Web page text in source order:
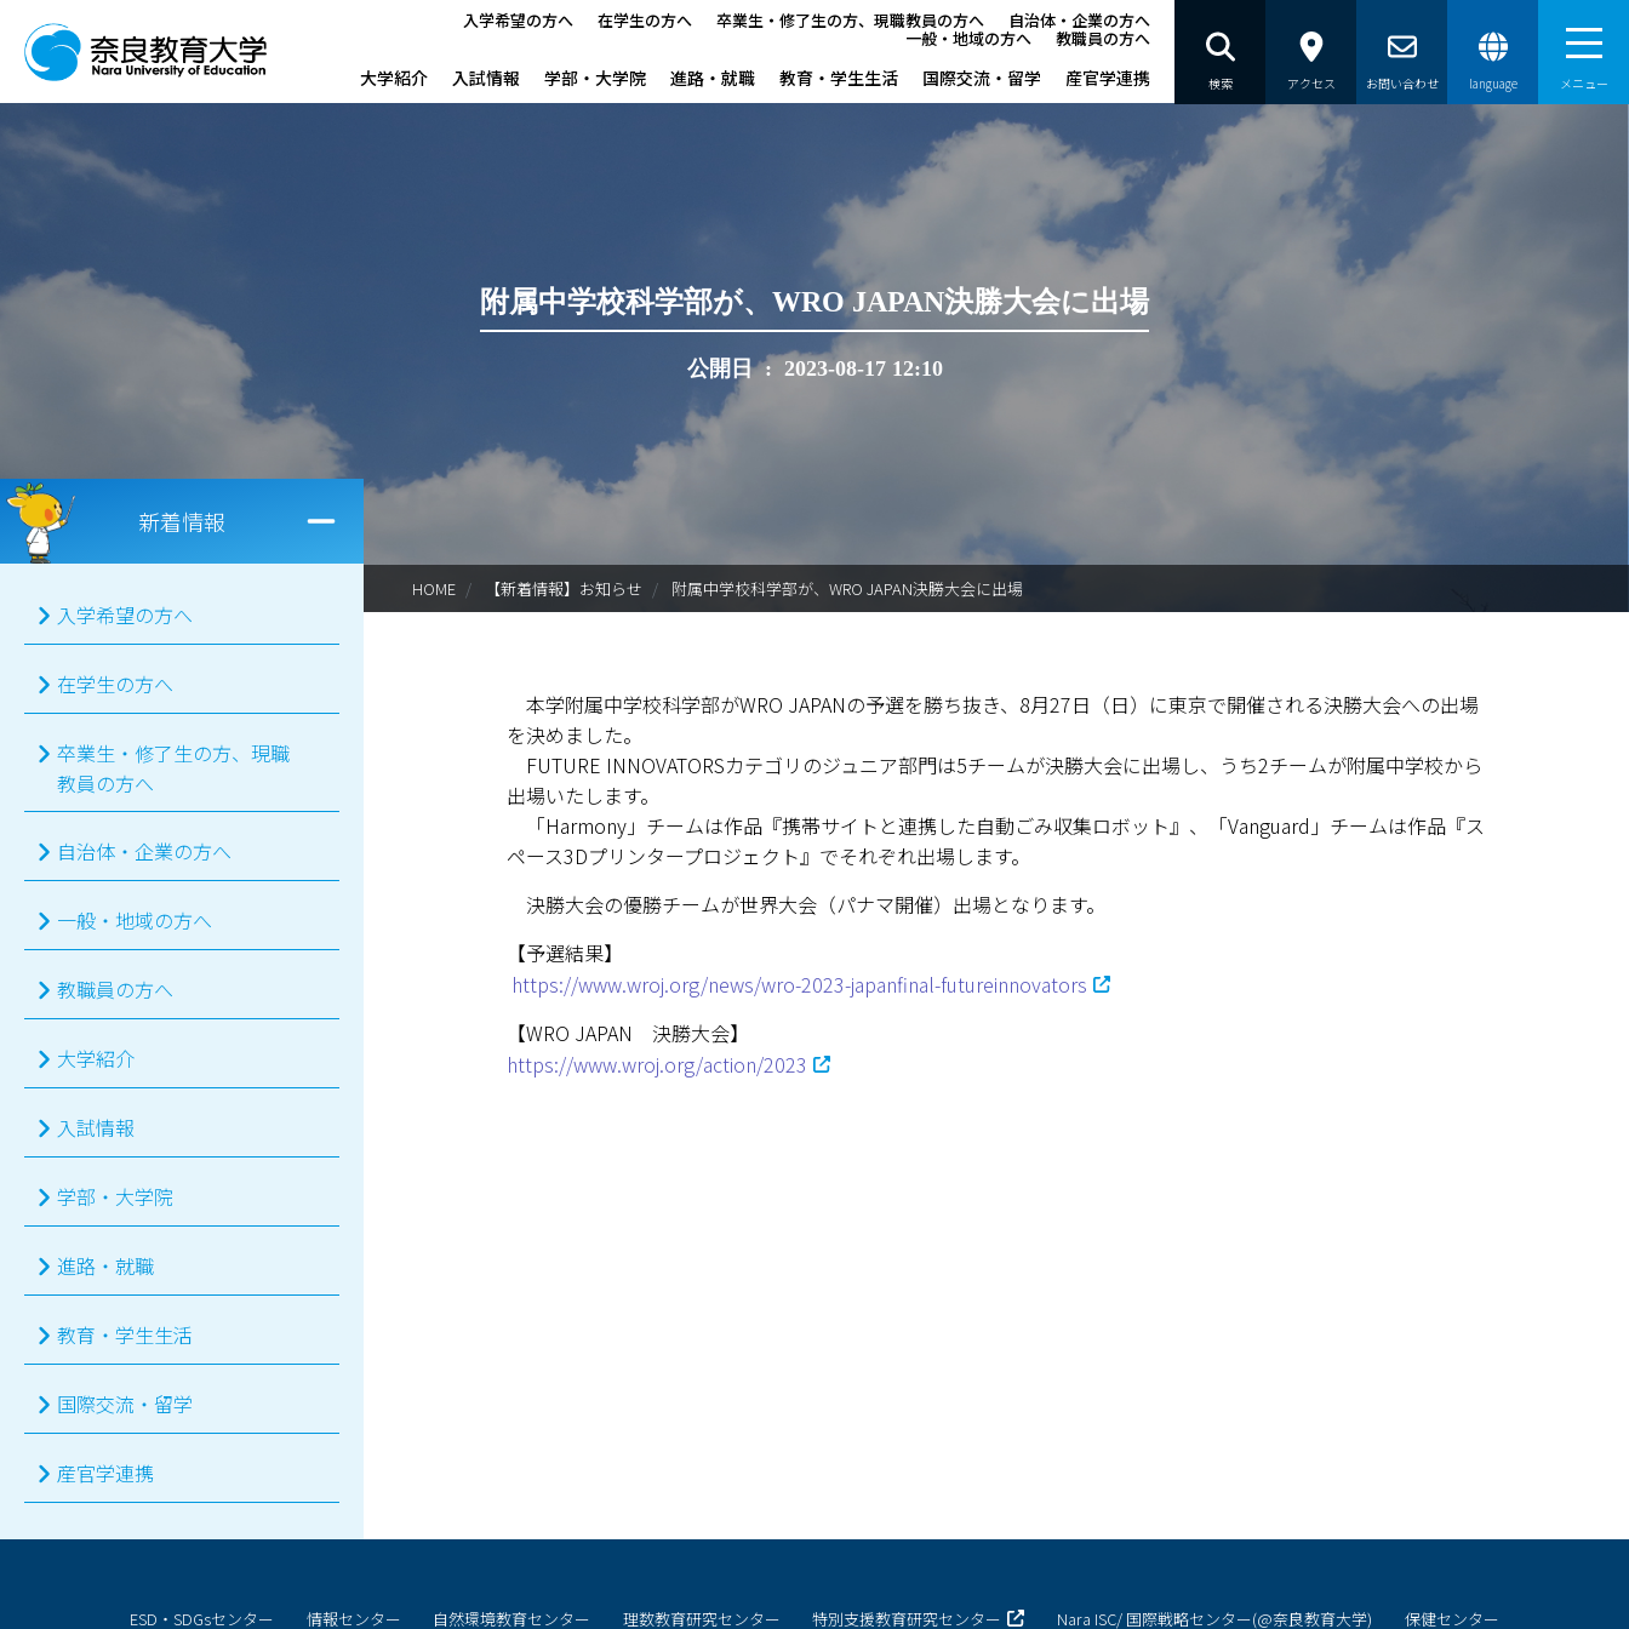
入学希望の方へ 在学生の方へ 卒業生・修了生の方、現職教員の方へ 自治体・企業の方へ
一般・地域の方へ 教職員の方へ
大学紹介 入試情報 学部・大学院 進路・就職 教育・学生生活 国際交流・留学 産官学連携 検索 アクセス お問い合わせ language メニュー
本学で学びたい方へ
在学生の方へ
自治体・企業の方へ
入試情報
産官学連携
奈良国立大学機構
図書館
お問い合わせ窓口一覧
附属中学校科学部が、WRO JAPAN決勝大会に出場
公開日 : 2023-08-17 12:10
HOME 【新着情報】お知らせ 附属中学校科学部が、WRO JAPAN決勝大会に出場
新着情報
入学希望の方へ
在学生の方へ
卒業生・修了生の方、現職
教員の方へ
自治体・企業の方へ
一般・地域の方へ
教職員の方へ
大学紹介
入試情報
学部・大学院
進路・就職
教育・学生生活
国際交流・留学
産官学連携
本学附属中学校科学部がWRO JAPANの予選を勝ち抜き、8月27日（日）に東京で開催される決勝大会への出場
を決めました。
FUTURE INNOVATORSカテゴリのジュニア部門は5チームが決勝大会に出場し、うち2チームが附属中学校から
出場いたします。
「Harmony」チームは作品『携帯サイトと連携した自動ごみ収集ロボット』、「Vanguard」チームは作品『ス
ペース3Dプリンタープロジェクト』でそれぞれ出場します。
決勝大会の優勝チームが世界大会（パナマ開催）出場となります。
【予選結果】
https://www.wroj.org/news/wro-2023-japanfinal-futureinnovators
【WRO JAPAN 決勝大会】
https://www.wroj.org/action/2023
ESD・SDGsセンター 情報センター 自然環境教育センター 理数教育研究センター 特別支援教育研究センター Nara ISC/ 国際戦略センター(@奈良教育大学) 保健センター